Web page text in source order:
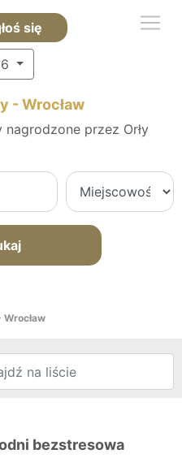
się
- Wrocław
przez Orły
Wrocław
bezstresowa